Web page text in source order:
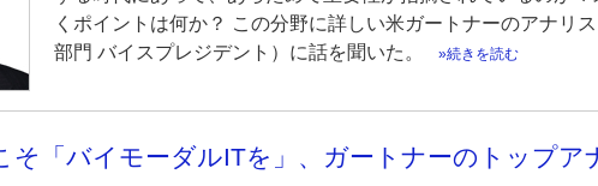
くポイントは何か？ この分野に詳しい米ガートナーのアナリ
部門 バイスプレジデント）に話を聞いた。
続きを読む
そ「バイモーダルITを」、ガートナーのトップア